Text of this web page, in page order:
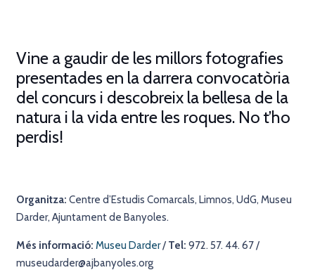
Vine a gaudir de les millors fotografies
presentades en la darrera convocatòria
del concurs i descobreix la bellesa de la
natura i la vida entre les roques. No t’ho
perdis!
Organitza: Centre d’Estudis Comarcals, Limnos, UdG, Museu
Darder, Ajuntament de Banyoles.
Més informació: Museu Darder/Tel: 972. 57. 44. 67 /
museudarder@ajbanyoles.org